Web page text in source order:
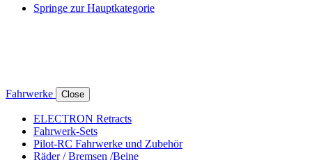
Springe zur Hauptkategorie
Fahrwerke Close
ELECTRON Retracts
Fahrwerk-Sets
Pilot-RC Fahrwerke und Zubehör
Räder / Bremsen /Beine